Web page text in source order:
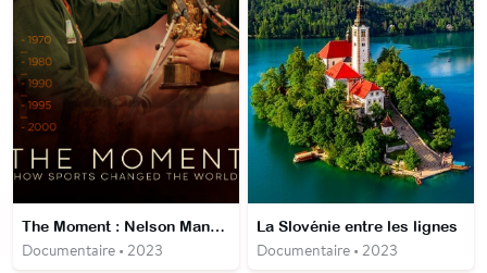
The Moment : Nelson Mandela et le jour des Springboks
Documentaire • 2023
La Slovénie entre les lignes
Documentaire • 2023